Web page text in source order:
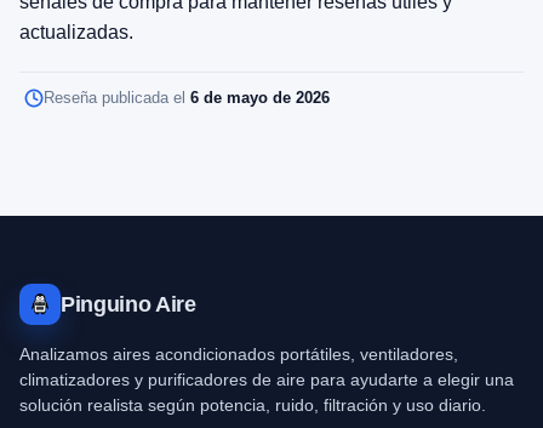
actualizadas.
Reseña publicada el 6 de mayo de 2026
Pinguino Aire
Analizamos aires acondicionados portátiles, ventiladores,
climatizadores y purificadores de aire para ayudarte a elegir una
solución realista según potencia, ruido, filtración y uso diario.